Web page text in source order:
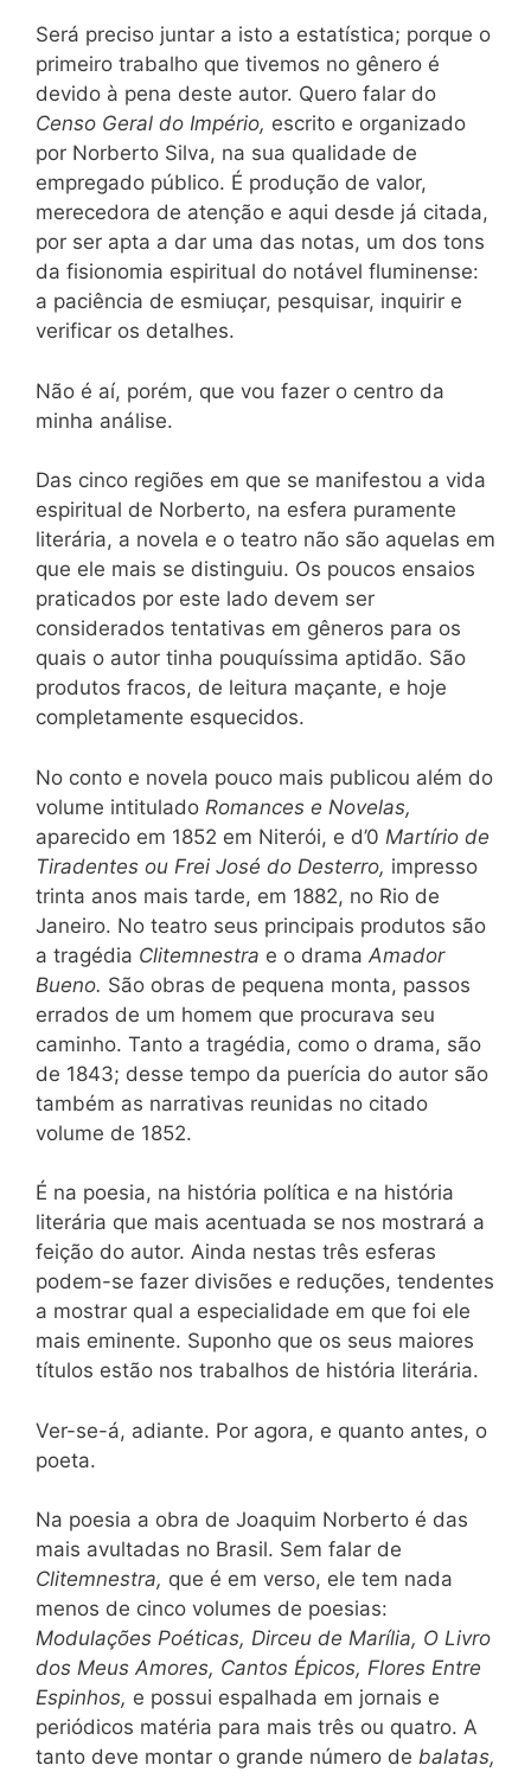
Será preciso juntar a isto a estatística; porque o
primeiro trabalho que tivemos no gênero é
devido à pena deste autor. Quero falar do
Censo Geral do Império, escrito e organizado
por Norberto Silva, na sua qualidade de
empregado público. É produção de valor,
merecedora de atenção e aqui desde já citada,
por ser apta a dar uma das notas, um dos tons
da fisionomia espiritual do notável fluminense:
a paciência de esmiuçar, pesquisar, inquirir e
verificar os detalhes.
Não é aí, porém, que vou fazer o centro da
minha análise.
Das cinco regiões em que se manifestou a vida
espiritual de Norberto, na esfera puramente
literária, a novela e o teatro não são aquelas em
que ele mais se distinguiu. Os poucos ensaios
praticados por este lado devem ser
considerados tentativas em gêneros para os
quais o autor tinha pouquíssima aptidão. São
produtos fracos, de leitura maçante, e hoje
completamente esquecidos.
No conto e novela pouco mais publicou além do
volume intitulado Romances e Novelas,
aparecido em 1852 em Niterói, e d’0 Martírio de
Tiradentes ou Frei José do Desterro, impresso
trinta anos mais tarde, em 1882, no Rio de
Janeiro. No teatro seus principais produtos são
a tragédia Clitemnestra e o drama Amador
Bueno. São obras de pequena monta, passos
errados de um homem que procurava seu
caminho. Tanto a tragédia, como o drama, são
de 1843; desse tempo da puerícia do autor são
também as narrativas reunidas no citado
volume de 1852.
É na poesia, na história política e na história
literária que mais acentuada se nos mostrará a
feição do autor. Ainda nestas três esferas
podem-se fazer divisões e reduções, tendentes
a mostrar qual a especialidade em que foi ele
mais eminente. Suponho que os seus maiores
títulos estão nos trabalhos de história literária.
Ver-se-á, adiante. Por agora, e quanto antes, o
poeta.
Na poesia a obra de Joaquim Norberto é das
mais avultadas no Brasil. Sem falar de
Clitemnestra, que é em verso, ele tem nada
menos de cinco volumes de poesias:
Modulações Poéticas, Dirceu de Marília, O Livro
dos Meus Amores, Cantos Épicos, Flores Entre
Espinhos, e possui espalhada em jornais e
periódicos matéria para mais três ou quatro. A
tanto deve montar o grande número de balatas,